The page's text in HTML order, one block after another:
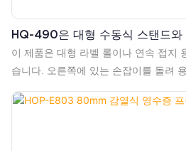
HQ-490은 대형 수동식 스탠드와
이 제품은 대형 라벨 롤이나 연속 접지
습니다. 오른쪽에 있는 손잡이를 돌려
풀리거나 걸리는 것을 방지할 수 있습